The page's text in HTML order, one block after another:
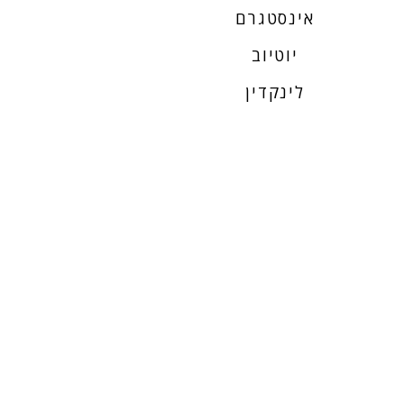
אינסטגרם
יוטיוב
לינקדין